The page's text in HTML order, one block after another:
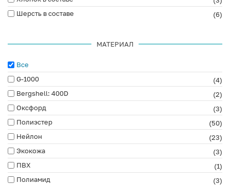
Шерсть в составе
(6)
МАТЕРИАЛ
Все
G-1000
(4)
Bergshell: 400D
(2)
Оксфорд
(3)
Полиэстер
(50)
Нейлон
(23)
Экокожа
(3)
ПВХ
(1)
Полиамид
(3)